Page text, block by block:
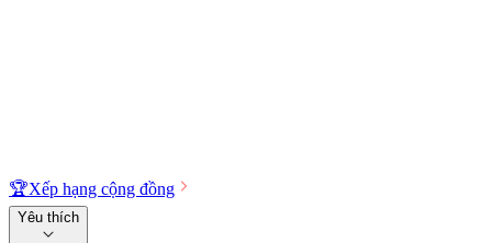
🏆Xếp hạng cộng đồng
Yêu thích